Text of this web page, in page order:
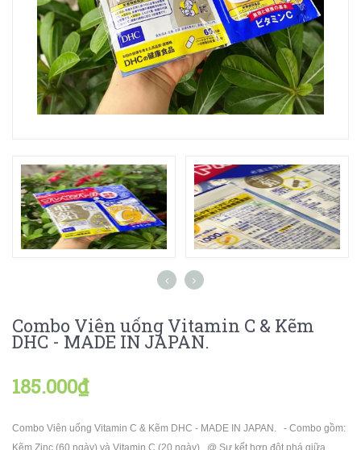
Combo Viên uống Vitamin C & Kẽm
DHC - MADE IN JAPAN.
185.000₫
Combo Viên uống Vitamin C & Kẽm DHC - MADE IN JAPAN. - Combo gồm:
Kẽm Zinc (60 ngày) và Vitamin C (20 ngày) @ Sự kết hợp đột phá giữa